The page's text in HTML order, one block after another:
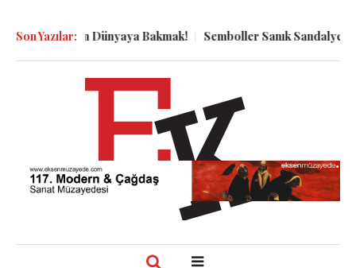
Son Yazılar:
Dibinden Dünyaya Bakmak! Semboller Sanık